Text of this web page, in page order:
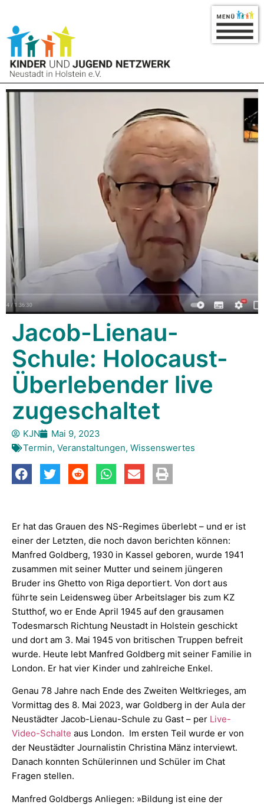
Jacob-Lienau-
Schule: Holocaust-
Überlebender live
zugeschaltet
KJN
Mai 9, 2023
Termin, Veranstaltungen, Wissenswertes
Er hat das Grauen des NS-Regimes überlebt – und er ist
einer der Letzten, die noch davon berichten können:
Manfred Goldberg, 1930 in Kassel geboren, wurde 1941
zusammen mit seiner Mutter und seinem jüngeren
Bruder ins Ghetto von Riga deportiert. Von dort aus
führte sein Leidensweg über Arbeitslager bis zum KZ
Stutthof, wo er Ende April 1945 auf den grausamen
Todesmarsch Richtung Neustadt in Holstein geschickt
und dort am 3. Mai 1945 von britischen Truppen befreit
wurde. Heute lebt Manfred Goldberg mit seiner Familie in
London. Er hat vier Kinder und zahlreiche Enkel.
Genau 78 Jahre nach Ende des Zweiten Weltkrieges, am
Vormittag des 8. Mai 2023, war Goldberg in der Aula der
Neustädter Jacob-Lienau-Schule zu Gast – per Live-
Video-Schalte aus London. Im ersten Teil wurde er von
der Neustädter Journalistin Christina Mänz interviewt.
Danach konnten Schülerinnen und Schüler im Chat
Fragen stellen.
Manfred Goldbergs Anliegen: »Bildung ist eine der